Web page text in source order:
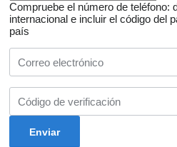
Compruebe el número de teléfono:
internacional e incluir el código del
país